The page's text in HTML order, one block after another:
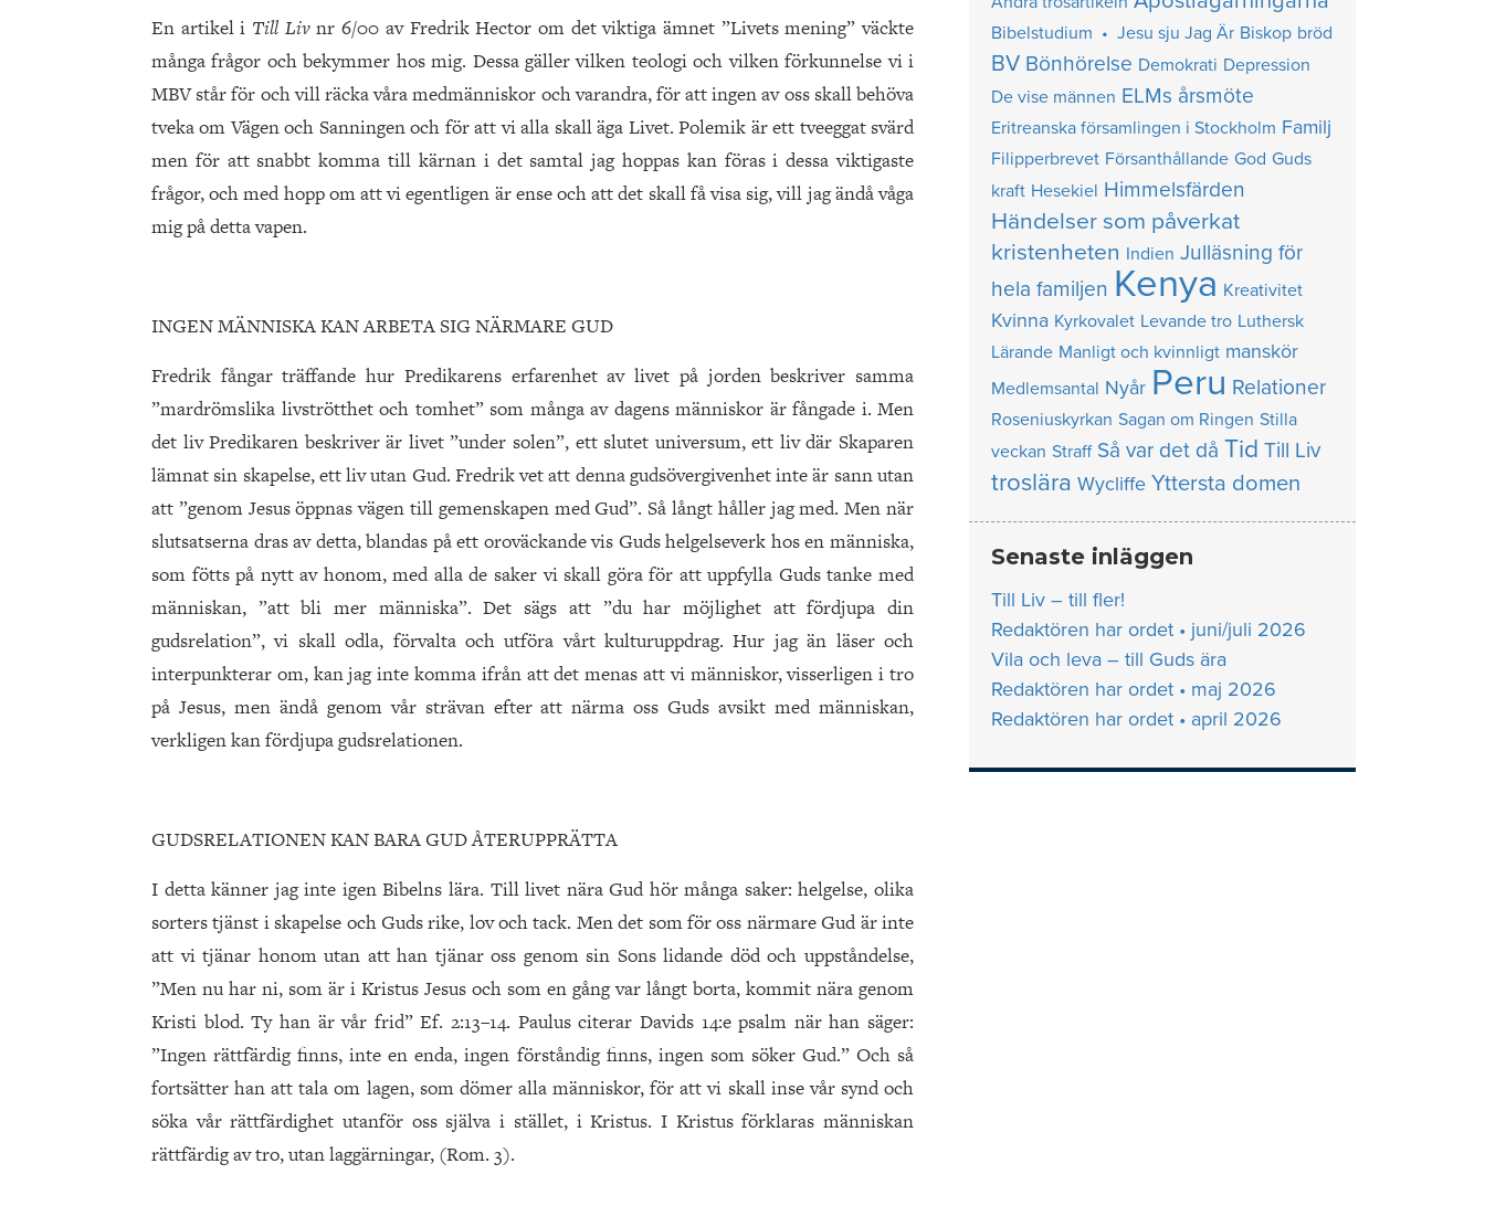
En artikel i Till Livnr 6/00 av Fredrik Hector om det viktiga ämnet ”Livets mening” väckte
många frågor och bekymmer hos mig. Dessa gäller vilken teologi och vilken förkunnelse vi i
MBV står för och vill räcka våra medmänniskor och varandra, för att ingen av oss skall behöva
tveka om Vägen och Sanningen och för att vi alla skall äga Livet. Polemik är ett tveeggat svärd
men för att snabbt komma till kärnan i det samtal jag hoppas kan föras i dessa viktigaste
frågor, och med hopp om att vi egentligen är ense och att det skall få visa sig, vill jag ändå våga
mig på detta vapen.
INGEN MÄNNISKA KAN ARBETA SIG NÄRMARE GUD
Fredrik fångar träffande hur Predikarens erfarenhet av livet på jorden beskriver samma
”mardrömslika livströtthet och tomhet” som många av dagens människor är fångade i. Men
det liv Predikaren beskriver är livet ”under solen”, ett slutet universum, ett liv där Skaparen
lämnat sin skapelse, ett liv utan Gud. Fredrik vet att denna gudsövergivenhet inte är sann utan
att ”genom Jesus öppnas vägen till gemenskapen med Gud”. Så långt håller jag med. Men när
slutsatserna dras av detta, blandas på ett oroväckande vis Guds helgelseverk hos en människa,
som fötts på nytt av honom, med alla de saker vi skall göra för att uppfylla Guds tanke med
människan, ”att bli mer människa”. Det sägs att ”du har möjlighet att fördjupa din
gudsrelation”, vi skall odla, förvalta och utföra vårt kulturuppdrag. Hur jag än läser och
interpunkterar om, kan jag inte komma ifrån att det menas att vi människor, visserligen i tro
på Jesus, men ändå genom vår strävan efter att närma oss Guds avsikt med människan,
verkligen kan fördjupa gudsrelationen.
GUDSRELATIONEN KAN BARA GUD ÅTERUPPRÄTTA
I detta känner jag inte igen Bibelns lära. Till livet nära Gud hör många saker: helgelse, olika
sorters tjänst i skapelse och Guds rike, lov och tack. Men det som för oss närmare Gud är inte
att vi tjänar honom utan att han tjänar oss genom sin Sons lidande död och uppståndelse,
”Men nu har ni, som är i Kristus Jesus och som en gång var långt borta, kommit nära genom
Kristi blod. Ty han är vår frid” Ef. 2:13–14. Paulus citerar Davids 14:e psalm när han säger:
”Ingen rättfärdig finns, inte en enda, ingen förståndig finns, ingen som söker Gud.” Och så
fortsätter han att tala om lagen, som dömer alla människor, för att vi skall inse vår synd och
söka vår rättfärdighet utanför oss själva i stället, i Kristus. I Kristus förklaras människan
rättfärdig av tro, utan laggärningar, (Rom. 3).
Bibelstudium • Jesu sju Jag Är Biskop bröd
BV Bönhörelse Demokrati Depression
De vise männen ELMs årsmöte
Eritreanska församlingen i Stockholm Familj
Filipperbrevet Försanthållande God Guds
kraft Hesekiel Himmelsfärden
Händelser som påverkat
kristenheten Indien Julläsning för
hela familjen Kenya Kreativitet
Kvinna Kyrkovalet Levande tro Luthersk
Lärande Manligt och kvinnligt manskör
Medlemsantal Nyår Peru Relationer
Roseniuskyrkan Sagan om Ringen Stilla
veckan Straff Så var det då Tid Till Liv
troslära Wycliffe Yttersta domen
Senaste inläggen
Till Liv – till fler!
Redaktören har ordet • juni/juli 2026
Vila och leva – till Guds ära
Redaktören har ordet • maj 2026
Redaktören har ordet • april 2026